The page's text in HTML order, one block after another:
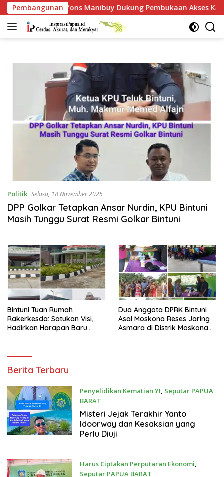
Langsung
ke
konten
Pembangunan
Alfons Manibuy Dukung Pembukaan Akses Kawasan BP,
Politik Selasa, 18 November 2025
DPP Golkar Tetapkan Ansar Nurdin, KPU Bintuni
Masih Tunggu Surat Resmi Golkar Bintuni
Bintuni Tuan Rumah
Rakerkesda: Satukan Visi,
Hadirkan Harapan Baru
Dua Anggota DPRK Bintuni
Asal Moskona Reses Jaring
Asmara di Distrik Moskona
InspirasiPapua.id
Berita Terbaru
Penyelidikan Kematian YI, Seputar PAPUA
BARAT
Sabtu, 8 Agustus 2026
Misteri Jejak Terakhir Yanto
Idoorway dan Kesaksian yang
Perlu Diuji
Harus Ciptakan Perputaran Ekonomi,
Seputar PAPUA BARAT